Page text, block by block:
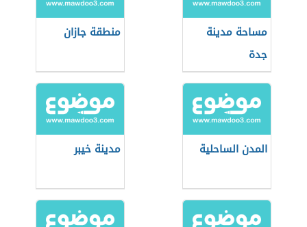
مساحة مدينة
جدة
منطقة جازان
المدن الساحلية مدينة خيبر